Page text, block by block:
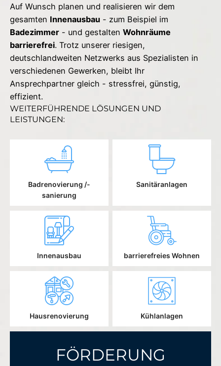
Auf Wunsch planen und realisieren wir dem
gesamten Innenausbau - zum Beispiel im
Badezimmer - und gestalten Wohnräume
barrierefrei. Trotz unserer riesigen,
deutschlandweiten Netzwerks aus Spezialisten in
verschiedenen Gewerken, bleibt Ihr
Ansprechpartner gleich - stressfrei, günstig,
effizient.
WEITERFÜHRENDE LÖSUNGEN UND
LEISTUNGEN:
Badrenovierung /-
sanierung
Sanitäranlagen
Innenausbau barrierefreies Wohnen
Hausrenovierung Kühlanlagen
FÖRDERUNG